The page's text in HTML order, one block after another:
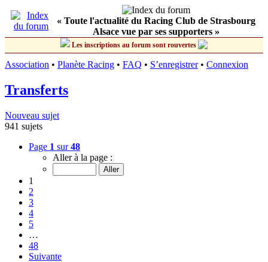
« Toute l'actualité du Racing Club de Strasbourg
Alsace vue par ses supporters »
Les inscriptions au forum sont rouvertes
Association • Planète Racing • FAQ • S’enregistrer• Connexion
Transferts
Nouveau sujet
941 sujets
Page 1 sur48
Aller à la page :
1
2
3
4
5
…
48
Suivante